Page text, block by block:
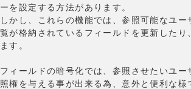
ーを設定する方法があります。
しかし、これらの機能では、参照可能なユ
覧が格納されているフィールドを更新した
ます。
フィールドの暗号化では、参照させたいユ
照権を与える事が出来る為、意外と便利な様